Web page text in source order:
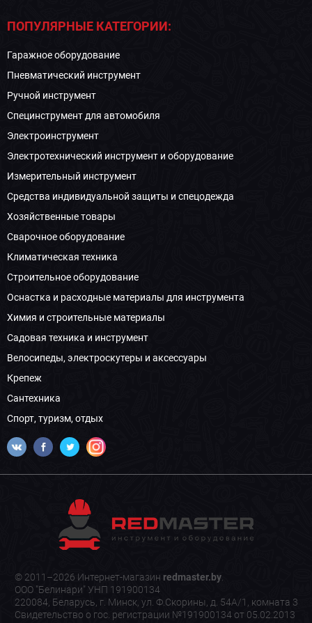
ПОПУЛЯРНЫЕ КАТЕГОРИИ:
Гаражное оборудование
Пневматический инструмент
Ручной инструмент
Специнструмент для автомобиля
Электроинструмент
Электротехнический инструмент и оборудование
Измерительный инструмент
Средства индивидуальной защиты и спецодежда
Хозяйственные товары
Сварочное оборудование
Климатическая техника
Строительное оборудование
Оснастка и расходные материалы для инструмента
Химия и строительные материалы
Садовая техника и инструмент
Велосипеды, электроскутеры и аксессуары
Крепеж
Сантехника
Спорт, туризм, отдых
© 2011–2026 Интернет-магазин redmaster.by.
ООО "Белинари" УНП 191900134
220084, Беларусь, г. Минск, ул. Ф.Скорины, д. 54А/1, комната 3
Свидетельство о гос. регистрации №191900134 от 05.02.2013